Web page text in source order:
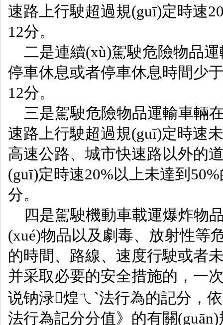
速路上行駛超過規(guī)定時速20％
12分。
二是連續(xù)駕駛危險物品運
停車休息或者停車休息時間少于
12分。
三是駕駛危險物品運輸車輛在高
速路上行駛超過規(guī)定時速未
高速公路、城市快速路以外的
(guī)定時速20%以上未達到50%的
分。
四是駕駛機動車載運爆炸物品
(xué)物品以及劇毒、放射性等
的時間、路線、速度行駛或
并采取必要的安全措施的，一次
说钠渌煌ㄟ`法行為的記分
法行為記分分值》的有關(guān)規